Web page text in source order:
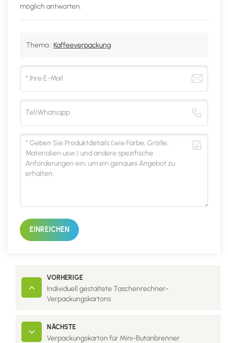
möglich antworten.
Thema : Kaffeeverpackung
EINREICHEN
VORHERIGE
Individuell gestaltete Taschenrechner-
Verpackungskartons
NÄCHSTE
Verpackungskarton für Mini-Butanbrenner